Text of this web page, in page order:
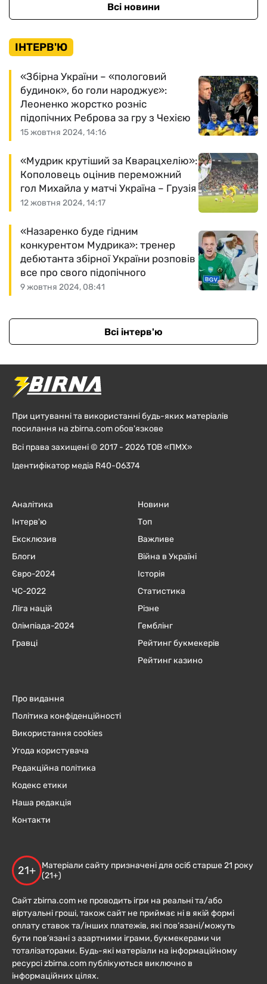
Всі новини
ІНТЕРВ'Ю
15 жовтня 2024, 14:16
«Збірна України – «пологовий
будинок», бо голи народжує»:
Леоненко жорстко розніс
підопічних Реброва за гру з Чехією
12 жовтня 2024, 14:17
«Мудрик крутіший за Кварацхелію»:
Кополовець оцінив переможний
гол Михайла у матчі Україна – Грузія
9 жовтня 2024, 08:41
«Назаренко буде гідним
конкурентом Мудрика»: тренер
дебютанта збірної України розповів
все про свого підопічного
Всі інтерв'ю
При цитуванні та використанні будь-яких матеріалів
посилання на zbirna.com обов'язкове
Всі права захищені © 2017 - 2026 ТОВ «ПМХ»
Ідентифікатор медіа R40-06374
Аналітика
Інтерв'ю
Ексклюзив
Блоги
Євро-2024
ЧC-2022
Ліга націй
Олімпіада-2024
Гравці
Новини
Топ
Важливе
Війна в Україні
Історія
Статистика
Різне
Гемблінг
Рейтинг букмекерів
Рейтинг казино
Про видання
Політика конфіденційності
Використання cookies
Угода користувача
Редакційна політика
Кодекс етики
Наша редакція
Контакти
21+
Матеріали сайту призначені для осіб старше 21 року
(21+)
Сайт zbirna.com не проводить ігри на реальні та/або
віртуальні гроші, також сайт не приймає ні в якій формі
оплату ставок та/інших платежів, які пов’язані/можуть
бути пов’язані з азартними іграми, букмекерами чи
тоталізаторами. Будь-які матеріали на інформаційному
ресурсі zbirna.com публікуються виключно в
інформаційних цілях.